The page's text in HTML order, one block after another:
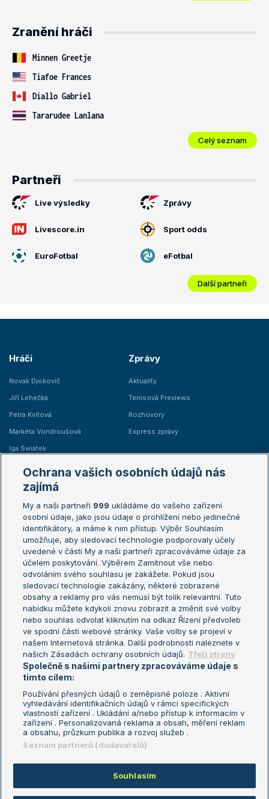
Zranění hráči
Minnen Greetje
Tiafoe Frances
Diallo Gabriel
Tararudee Lanlana
Celý seznam
Partneři
Live výsledky Zprávy
Livescore.in Sport odds
EuroFotbal eFotbal
Další partneři
Hráči
Novak Djokovič
Jiří Lehečka
Petra Kvitová
Markéta Vondroušová
Iga Swiatek
Zprávy
Aktuality
Tenisová Previews
Rozhovory
Express zprávy
Žebříčky
Žebříček ATP (muži)
Žebříček WTA (ženy)
Sázkařský žebříček
Australian Open
French Open
Wimbledon
US Open
Turnaj mistrů
Turnaj mistryň
Aktualní trendy
Fotbalové přestupy
Livesport Daily
LS Prague Open
Podmínky užití
Nastavení soukromí
GDPR a žurnalistika
Reklama
Kontakt
Informace o zpracování osobních
údajů
Copyright © 2008-2026 TenisPortal.cz. Využíváme zpravodajství ČTK.
Ochrana vašich osobních údajů nás
zajímá
My a naši partneři 999 ukládáme do vašeho zařízení
osobní údaje, jako jsou údaje o prohlížení nebo jedinečné
identifikátory, a máme k nim přístup. Výběr Souhlasím
umožňuje, aby sledovací technologie podporovaly účely
uvedené v části My a naši partneři zpracováváme údaje za
účelem poskytování. Výběrem Zamítnout vše nebo
odvoláním svého souhlasu je zakážete. Pokud jsou
sledovací technologie zakázány, některé zobrazené
obsahy a reklamy pro vás nemusí být tolik relevantní. Tuto
nabídku můžete kdykoli znovu zobrazit a změnit své volby
nebo souhlas odvolat kliknutím na odkaz Řízení předvoleb
ve spodní části webové stránky. Vaše volby se projeví v
našem Internetová stránka. Další podrobnosti naleznete v
našich Zásadách ochrany osobních údajů. Třetí strany
Společně s našimi partnery zpracováváme údaje s
tímto cílem:
Používání přesných údajů o zeměpisné poloze . Aktivní
vyhledávání identifikačních údajů v rámci specifických
vlastností zařízení . Ukládání a/nebo přístup k informacím v
zařízení . Personalizovaná reklama a obsah, měření reklam
a obsahu, průzkum publika a rozvoj služeb .
Seznam partnerů (dodavatelů)
Souhlasím